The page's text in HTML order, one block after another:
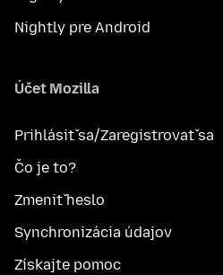
Nightly pre Android
Účet Mozilla
Prihlásiť sa/Zaregistrovať sa
Čo je to?
Zmeniť heslo
Synchronizácia údajov
Získajte pomoc